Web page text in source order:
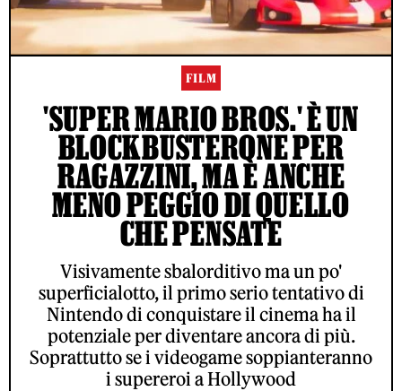
FILM
'SUPER MARIO BROS.' È UN
BLOCKBUSTERONE PER
RAGAZZINI, MA È ANCHE
MENO PEGGIO DI QUELLO
CHE PENSATE
Visivamente sbalorditivo ma un po'
superficialotto, il primo serio tentativo di
Nintendo di conquistare il cinema ha il
potenziale per diventare ancora di più.
Soprattutto se i videogame soppianteranno
i supereroi a Hollywood